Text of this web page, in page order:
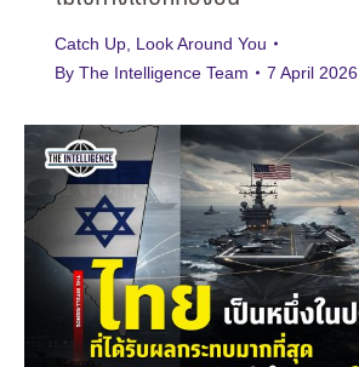
Catch Up Look Around You
By The Intelligence Team 7 April 2026